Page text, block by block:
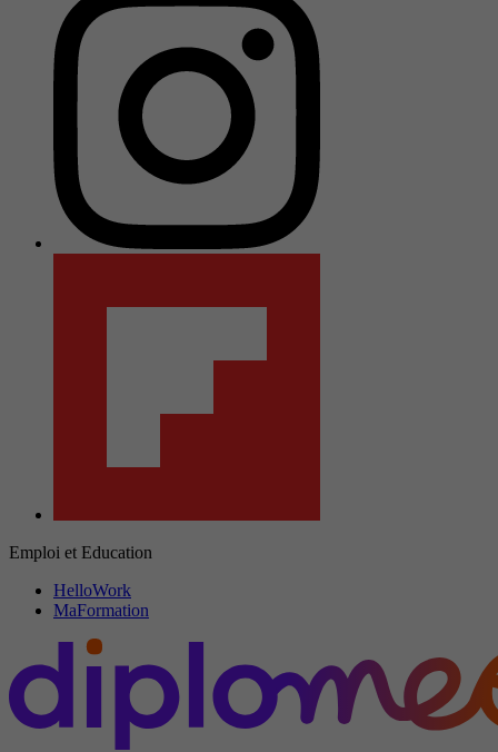
Emploi et Education
HelloWork
MaFormation